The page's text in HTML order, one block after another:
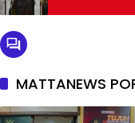
MATTANEWS